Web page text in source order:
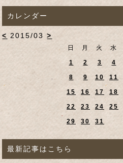
カレンダー
< 2015/03>
日 月 火 水
1 2 3 4
8 9 10 11
15 16 17 18
22 23 24 25
29 30 31
最新記事はこちら